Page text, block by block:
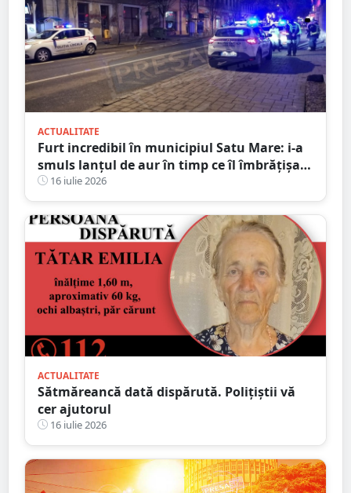
ACTUALITATE
Furt incredibil în municipiul Satu Mare: i-a
smuls lanțul de aur în timp ce îl îmbrățișa și
săruta
16 iulie 2026
ACTUALITATE
Sătmăreancă dată dispărută. Polițiștii vă
cer ajutorul
16 iulie 2026